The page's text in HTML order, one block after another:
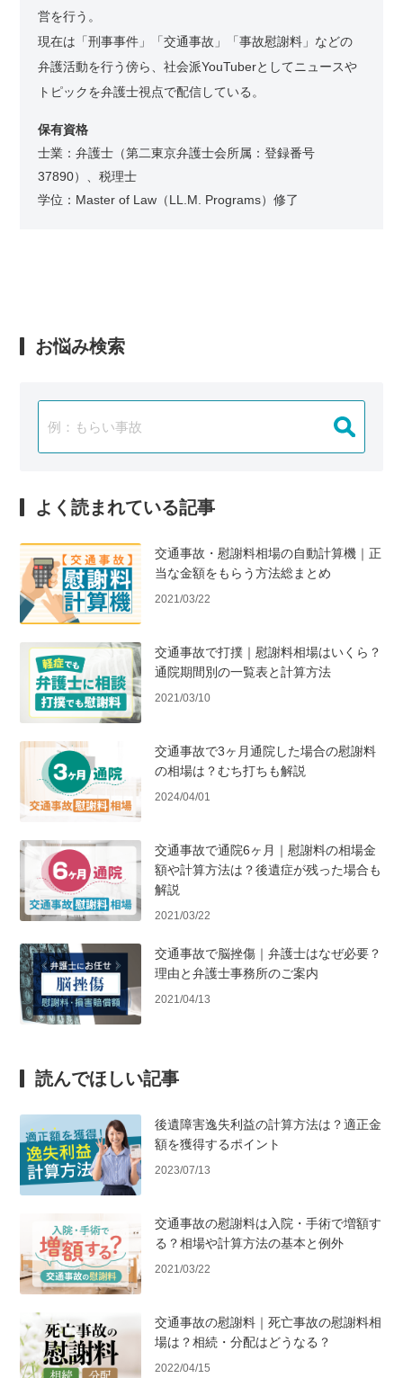
営を行う。
現在は「刑事事件」「交通事故」「事故慰謝料」などの
弁護活動を行う傍ら、社会派YouTuberとしてニュースや
トピックを弁護士視点で配信している。
保有資格
士業：弁護士（第二東京弁護士会所属：登録番号
37890）、税理士
学位：Master of Law（LL.M. Programs）修了
お悩み検索
よく読まれている記事
交通事故・慰謝料相場の自動計算機｜正
当な金額をもらう方法総まとめ
2021/03/22
交通事故で打撲｜慰謝料相場はいくら？
通院期間別の一覧表と計算方法
2021/03/10
交通事故で3ヶ月通院した場合の慰謝料
の相場は？むち打ちも解説
2024/04/01
交通事故で通院6ヶ月｜慰謝料の相場金
額や計算方法は？後遺症が残った場合も
解説
2021/03/22
交通事故で脳挫傷｜弁護士はなぜ必要？
理由と弁護士事務所のご案内
2021/04/13
読んでほしい記事
後遺障害逸失利益の計算方法は？適正金
額を獲得するポイント
2023/07/13
交通事故の慰謝料は入院・手術で増額す
る？相場や計算方法の基本と例外
2021/03/22
交通事故の慰謝料｜死亡事故の慰謝料相
場は？相続・分配はどうなる？
2022/04/15